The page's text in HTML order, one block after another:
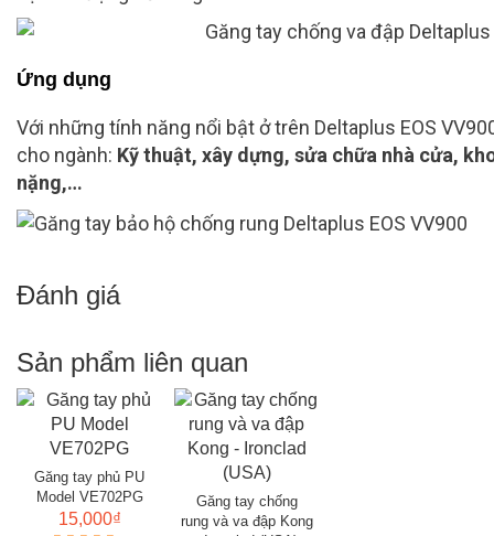
Ứng dụng
Với những tính năng nổi bật ở trên Deltaplus EOS
cho ngành: Kỹ thuật, xây dựng, sửa chữa nhà cửa,
nặng,…
Đánh giá
Sản phẩm liên quan
Găng tay phủ PU
Model VE702PG
15,000₫
Găng tay chống
rung và va đập Kong